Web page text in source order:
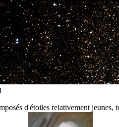
d'étoiles relativement jeunes,